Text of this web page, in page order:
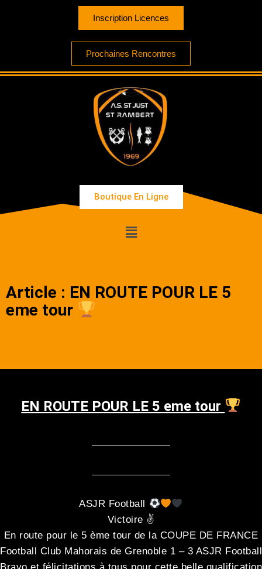
Inscription Licences
Prochaines Rencontres
Boutique En Ligne
Article : EN ROUTE POUR LE 5
eme tour
EN ROUTE POUR LE 5 eme tour
ASJR Football
Victoire ✌️
En route pour le 5 ème tour de la COUPE DE FRANCE
Football Club Mahorais de Grenoble 1 – 3 ASJR Football